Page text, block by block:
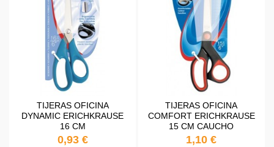
TIJERAS OFICINA
DYNAMIC ERICHKRAUSE
16 CM
0,93 €
TIJERAS OFICINA
COMFORT ERICHKRAUSE
15 CM CAUCHO
1,10 €